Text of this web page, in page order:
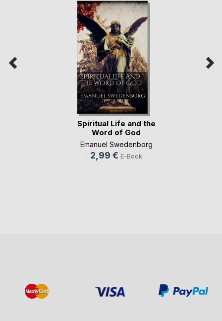
Spiritual Life and the
Word of God
Emanuel Swedenborg
2,99 € E-Book